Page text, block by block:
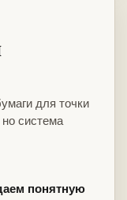
для точки
система
понятную